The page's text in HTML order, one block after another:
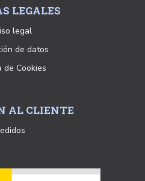
LEGALES
legal
de datos
de Cookies
AL CLIENTE